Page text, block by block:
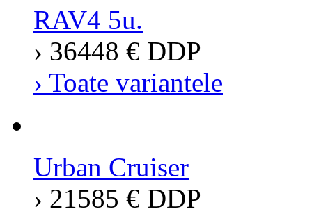
RAV4 5u.
› 36448 € DDP
› Toate variantele
Urban Cruiser
› 21585 € DDP